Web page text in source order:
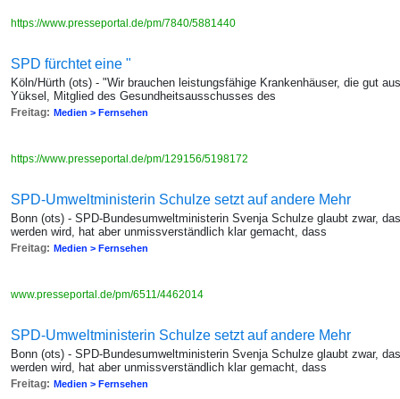
https://www.presseportal.de/pm/7840/5881440
SPD fürchtet eine "
Köln/Hürth (ots) - "Wir brauchen leistungsfähige Krankenhäuser, die gut
Yüksel, Mitglied des Gesundheitsausschusses des
Freitag: Medien > Fernsehen
https://www.presseportal.de/pm/129156/5198172
SPD-Umweltministerin Schulze setzt auf andere Mehr
Bonn (ots) - SPD-Bundesumweltministerin Svenja Schulze glaubt zwar,
werden wird, hat aber unmissverständlich klar gemacht, dass
Freitag: Medien > Fernsehen
www.presseportal.de/pm/6511/4462014
SPD-Umweltministerin Schulze setzt auf andere Mehr
Bonn (ots) - SPD-Bundesumweltministerin Svenja Schulze glaubt zwar,
werden wird, hat aber unmissverständlich klar gemacht, dass
Freitag: Medien > Fernsehen